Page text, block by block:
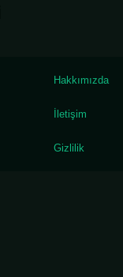
Hakkımızda
İletişim
Gizlilik